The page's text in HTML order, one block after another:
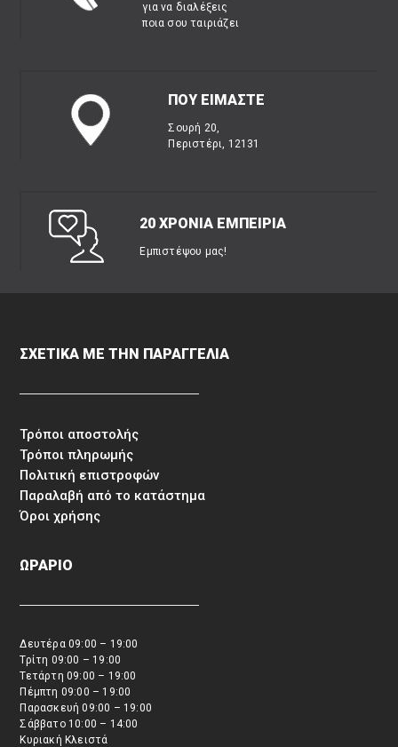
για να διαλέξεις
ποια σου ταιριάζει
ΠΟΥ ΕΙΜΑΣΤΕ
Σουρή 20,
Περιστέρι, 12131
20 ΧΡΟΝΙΑ ΕΜΠΕΙΡΙΑ
Εμπιστέψου μας!
ΣΧΕΤΙΚΑ ΜΕ ΤΗΝ ΠΑΡΑΓΓΕΛΙΑ
Τρόποι αποστολής
Τρόποι πληρωμής
Πολιτική επιστροφών
Παραλαβή από το κατάστημα
Όροι χρήσης
ΩΡΑΡΙΟ
Δευτέρα 09:00 – 19:00
Τρίτη 09:00 – 19:00
Τετάρτη 09:00 – 19:00
Πέμπτη 09:00 – 19:00
Παρασκευή 09:00 – 19:00
Σάββατο 10:00 – 14:00
Κυριακή Κλειστά